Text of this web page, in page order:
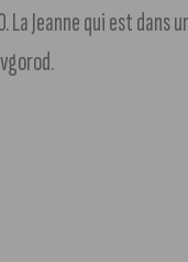
Jeanne qui est